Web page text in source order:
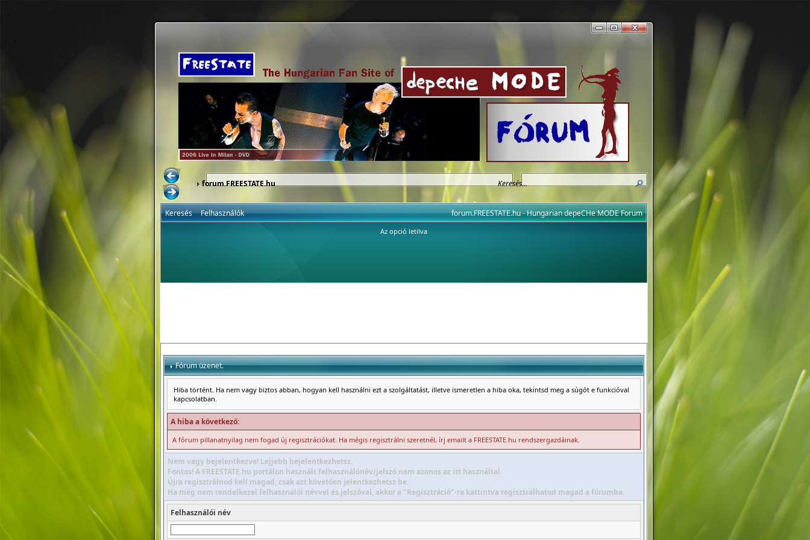
forum.FREESTATE.hu
forum.FREESTATE.hu - Hungarian depeCHe MODE Forum
Keresés Felhasználók
Az opció letilva
Fórum üzenet.
Hiba történt. Ha nem vagy biztos abban, hogyan kell használni ezt a szolgáltatást, illetve ismeretlen a hiba oka, tekintsd meg a súgót e funkcióval
kapcsolatban.
A hiba a következő:
A fórum pillanatnyilag nem fogad új regisztrációkat. Ha mégis regisztrálni szeretnél, írj emailt a FREESTATE.hu rendszergazdáinak.
Nem vagy bejelentkezve! Lejjebb bejelentkezhetsz.
Fontos! A FREESTATE.hu portálon használt felhasználónév/jelszó nem azonos az itt használtal.
Újra regisztrálnod kell magad, csak azt követően jelentkezhetsz be.
Ha még nem rendelkezel felhasználói névvel és jelszóval, akkor a "Regisztráció"-ra kattintva regisztrálhatod magad a fórumba.
Felhasználói név